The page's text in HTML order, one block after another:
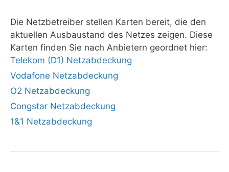
Die Netzbetreiber stellen Karten bereit, die den
aktuellen Ausbaustand des Netzes zeigen. Diese
Karten finden Sie nach Anbietern geordnet hier:
Telekom (D1) Netzabdeckung
Vodafone Netzabdeckung
O2 Netzabdeckung
Congstar Netzabdeckung
1&1 Netzabdeckung